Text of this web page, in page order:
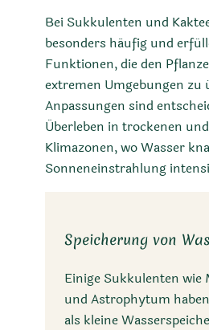
Bei Sukkulenten und
besonders häufig und
Funktionen, die den
extremen Umgebungen zu
Anpassungen sind
Überleben in trockenen
Klimazonen, wo Wasser
Sonneneinstrahlung
Speicherung von
Einige Sukkulenten wie
und Astrophytum
als kleine